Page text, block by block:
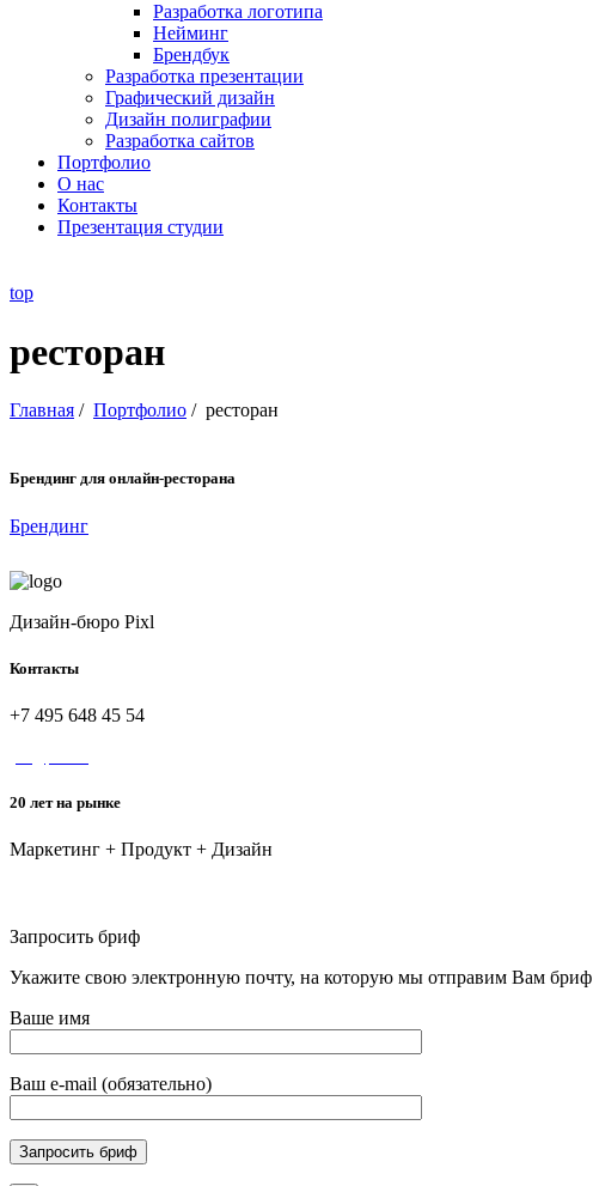
Разработка логотипа
Нейминг
Брендбук
Разработка презентации
Графический дизайн
Дизайн полиграфии
Разработка сайтов
Портфолио
О нас
Контакты
Презентация студии
top
ресторан
Главная / Портфолио / ресторан
Брендинг для онлайн-ресторана
Брендинг
Дизайн-бюро Pixl
Контакты
+7 495 648 45 54
20 лет на рынке
Маркетинг + Продукт + Дизайн
Запросить бриф
Укажите свою электронную почту, на которую мы отправим Вам бриф
Ваше имя
Ваш e-mail (обязательно)